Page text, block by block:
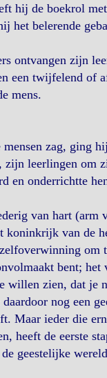
hij de boekrol
het belerende
ontvangen zijn
een twijfelend of
mens.
mensen zag, ging
leerlingen om
en onderrichtte
van hart (arm
koninkrijk van de
om
bent; het
willen zien, dat je
nog een
Maar ieder die
heeft de eerste
geestelijke